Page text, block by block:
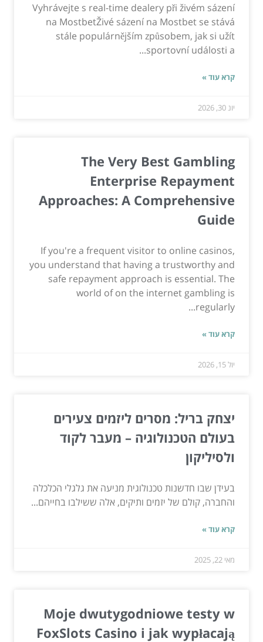
Vyhrávejte s real-time dealery při živém sázení
na MostbetŽivé sázení na Mostbet se stává
stále populárnějším způsobem, jak si užít
sportovní události a...
קרא עוד »
יונ 30, 2026
The Very Best Gambling
Enterprise Repayment
Approaches: A Comprehensive
Guide
If you're a frequent visitor to online casinos,
you understand that having a trustworthy and
safe repayment approach is essential. The
world of on the internet gambling is
regularly...
קרא עוד »
יול 15, 2026
יצחק בריל: מסרים ליזמים צעירים
בעולם הטכנולוגיה – מעבר לקוד
ולסיליקון
בעידן שבו חדשנות טכנולוגית מניעה את גלגלי הכלכלה
והחברה, קולם של יזמים ותיקים, אלה ששילבו בחייהם...
קרא עוד »
מאי 22, 2025
Moje dwutygodniowe testy w
FoxSlots Casino i jak wypłacają